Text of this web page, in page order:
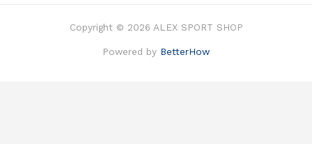
Copyright © 2026 ALEX SPORT SHOP
Powered by BetterHow